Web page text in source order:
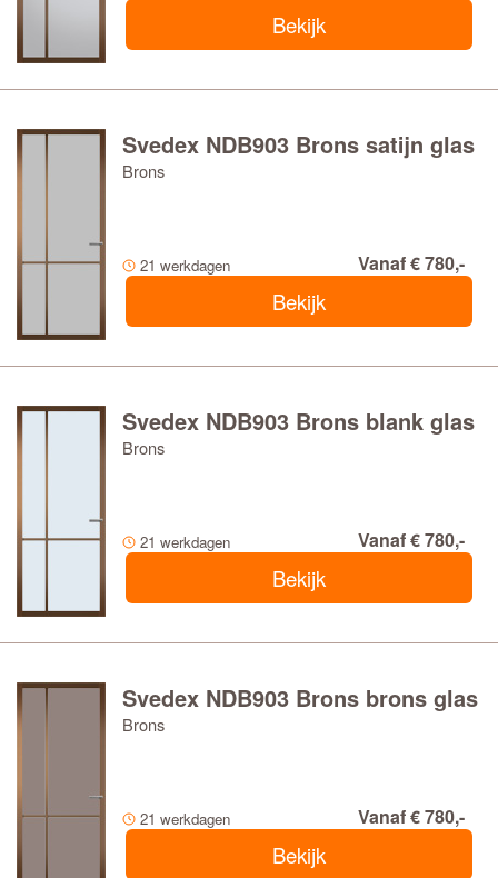
Bekijk
Svedex NDB903 Brons satijn glas
Brons
21 werkdagen Vanaf € 780,-
Bekijk
Svedex NDB903 Brons blank glas
Brons
21 werkdagen Vanaf € 780,-
Bekijk
Svedex NDB903 Brons brons glas
Brons
21 werkdagen Vanaf € 780,-
Bekijk